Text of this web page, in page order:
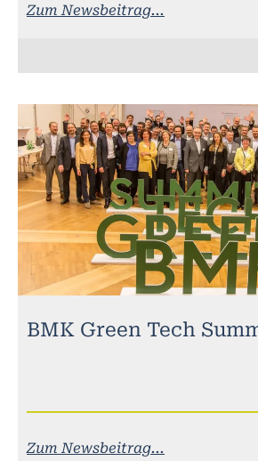
Zum Newsbeitrag...
BMK Green Tech
Zum Newsbeitrag...